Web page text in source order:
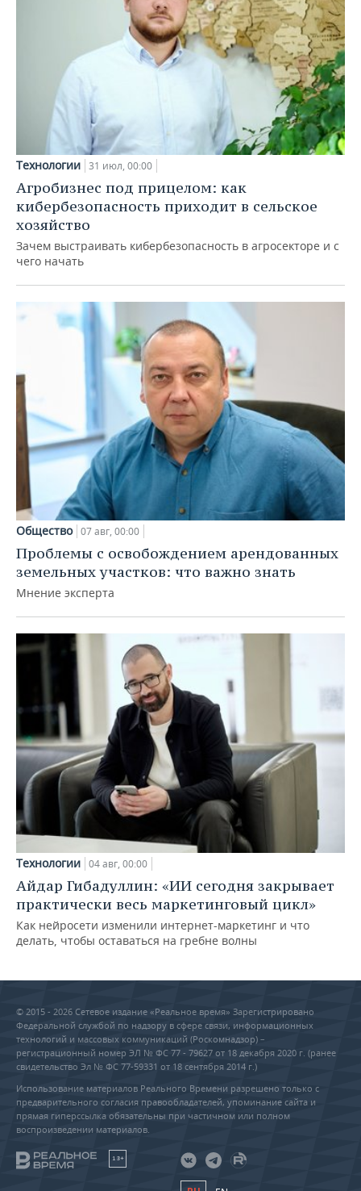
Технологии 31 июл, 00:00
Агробизнес под прицелом: как
кибербезопасность приходит в сельское
хозяйство
Зачем выстраивать кибербезопасность в агросекторе и с
чего начать
Общество 07 авг, 00:00
Проблемы с освобождением арендованных
земельных участков: что важно знать
Мнение эксперта
Технологии 04 авг, 00:00
Айдар Гибадуллин: «ИИ сегодня закрывает
практически весь маркетинговый цикл»
Как нейросети изменили интернет-маркетинг и что
делать, чтобы оставаться на гребне волны
© 2015 - 2026 Сетевое издание «Реальное время» Зарегистрировано
Федеральной службой по надзору в сфере связи, информационных
технологий и массовых коммуникаций (Роскомнадзор) –
регистрационный номер ЭЛ № ФС 77 - 79627 от 18 декабря 2020 г. (ранее
свидетельство Эл № ФС 77-59331 от 18 сентября 2014 г.)
Использование материалов Реального Времени разрешено только с
предварительного согласия правообладателей, упоминание сайта и
прямая гиперссылка обязательны при частичном или полном
воспроизведении материалов.
18+